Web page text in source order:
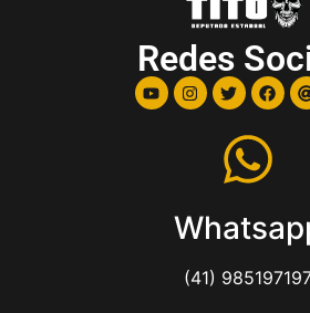
Redes
(41)